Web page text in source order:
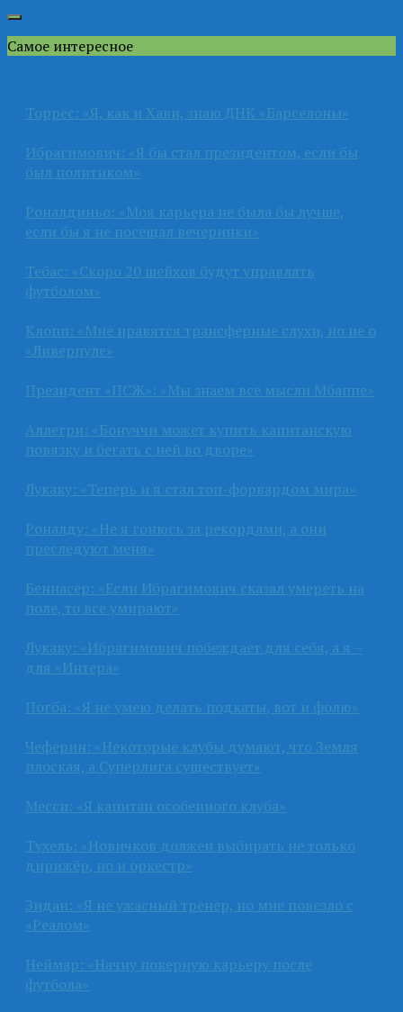
Самое интересное
Торрес: «Я, как и Хави, знаю ДНК «Барселоны»
Ибрагимович: «Я бы стал президентом, если бы
был политиком»
Роналдиньо: «Моя карьера не была бы лучше,
если бы я не посещал вечеринки»
Тебас: «Скоро 20 шейхов будут управлять
футболом»
Клопп: «Мне нравятся трансферные слухи, но не о
«Ливерпуле»
Президент «ПСЖ»: «Мы знаем все мысли Мбаппе»
Аллегри: «Бонуччи может купить капитанскую
повязку и бегать с ней во дворе»
Лукаку: «Теперь и я стал топ-форвардом мира»
Роналду: «Не я гонюсь за рекордами, а они
преследуют меня»
Беннасер: «Если Ибрагимович сказал умереть на
поле, то все умирают»
Лукаку: «Ибрагимович побеждает для себя, а я –
для «Интера»
Погба: «Я не умею делать подкаты, вот и фолю»
Чеферин: «Некоторые клубы думают, что Земля
плоская, а Суперлига существует»
Месси: «Я капитан особенного клуба»
Тухель: «Новичков должен выбирать не только
дирижёр, но и оркестр»
Зидан: «Я не ужасный тренер, но мне повезло с
«Реалом»
Неймар: «Начну покерную карьеру после
футбола»